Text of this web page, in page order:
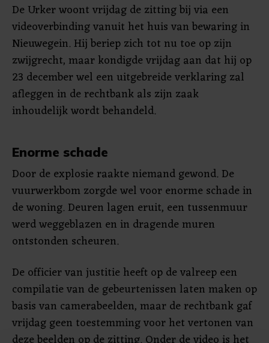
De Urker woont vrijdag de zitting bij via een
videoverbinding vanuit het huis van bewaring in
Nieuwegein. Hij beriep zich tot nu toe op zijn
zwijgrecht, maar kondigde vrijdag aan dat hij op
23 december wel een uitgebreide verklaring zal
afleggen in de rechtbank als zijn zaak
inhoudelijk wordt behandeld.
Enorme schade
Door de explosie raakte niemand gewond. De
vuurwerkbom zorgde wel voor enorme schade in
de woning. Deuren lagen eruit, een tussenmuur
werd weggeblazen en in dragende muren
ontstonden scheuren.
De officier van justitie heeft op de valreep een
compilatie van de gebeurtenissen laten maken op
basis van camerabeelden, maar de rechtbank gaf
vrijdag geen toestemming voor het vertonen van